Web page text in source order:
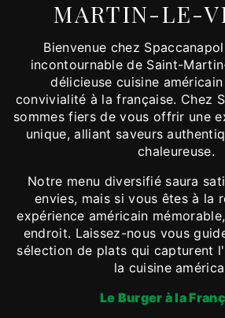
MARTIN-LE-
Bienvenue chez
incontournable de Saint-
délicieuse cuisine
convivialité à la française. Chez
sommes fiers de vous offrir une
unique, alliant saveurs
chaleureuse.
Notre menu diversifié saura
envies, mais si vous êtes à la
expérience américain
endroit. Laissez-nous vous
sélection de plats qui capturent
la cuisine
Le Burger à la